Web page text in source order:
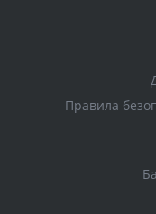
Правила